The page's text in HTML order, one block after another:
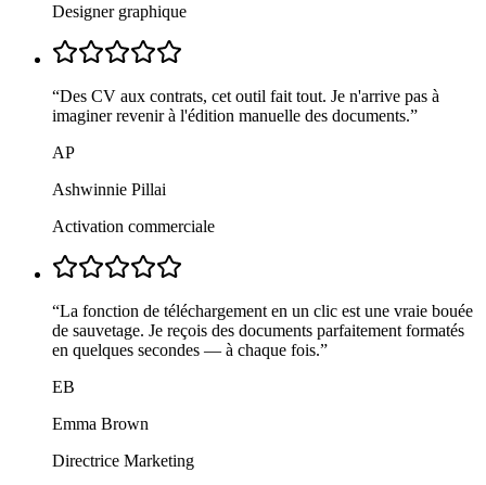
Designer graphique
“Des CV aux contrats, cet outil fait tout. Je n'arrive pas à
imaginer revenir à l'édition manuelle des documents.”
AP
Ashwinnie Pillai
Activation commerciale
“La fonction de téléchargement en un clic est une vraie bouée
de sauvetage. Je reçois des documents parfaitement formatés
en quelques secondes — à chaque fois.”
EB
Emma Brown
Directrice Marketing